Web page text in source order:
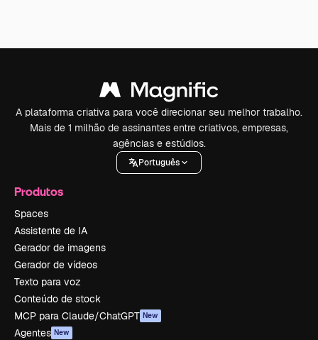
A plataforma criativa para você direcionar seu melhor trabalho.
Mais de 1 milhão de assinantes entre criativos, empresas,
agências e estúdios.
Português
Produtos
Spaces
Assistente de IA
Gerador de imagens
Gerador de vídeos
Texto para voz
Conteúdo de stock
MCP para Claude/ChatGPT New
Agentes New